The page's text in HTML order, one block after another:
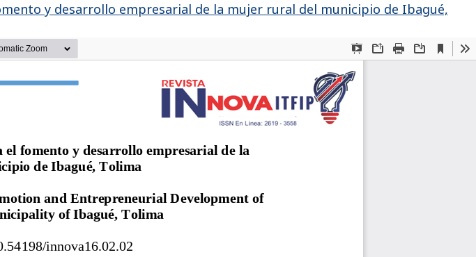
y desarrollo empresarial de la mujer rural del municipio de Ibagué,